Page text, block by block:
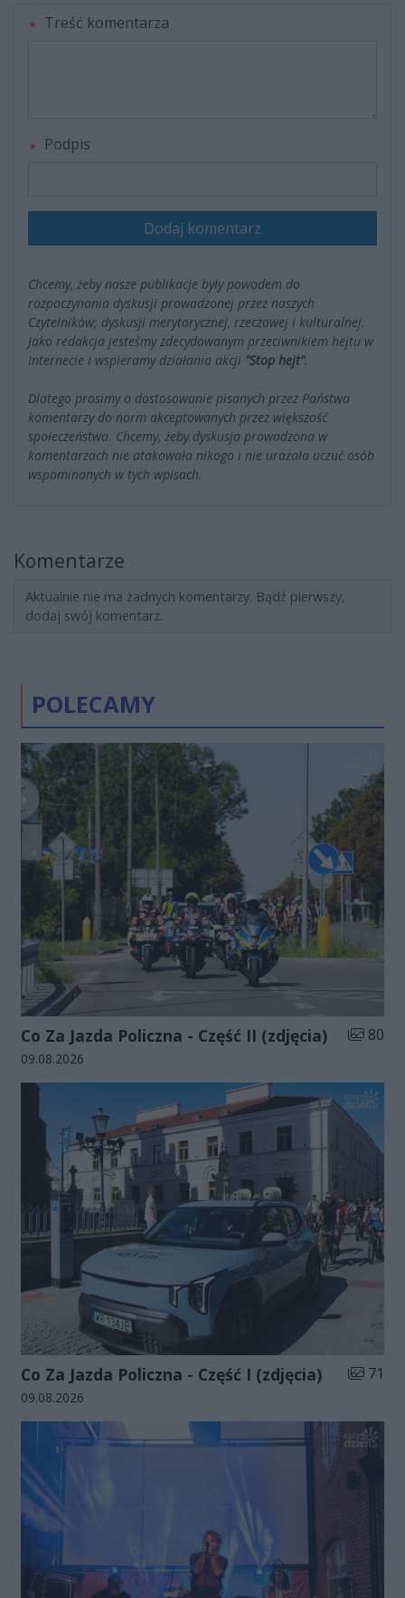
Treść komentarza
Podpis
Dodaj komentarz
Chcemy, żeby nasze publikacje były powodem do
rozpoczynania dyskusji prowadzonej przez naszych
Czytelników; dyskusji merytorycznej, rzeczowej i kulturalnej.
Jako redakcja jesteśmy zdecydowanym przeciwnikiem hejtu w
Internecie i wspieramy działania akcji "Stop hejt".
Dlatego prosimy o dostosowanie pisanych przez Państwa
komentarzy do norm akceptowanych przez większość
społeczeństwa. Chcemy, żeby dyskusja prowadzona w
komentarzach nie atakowała nikogo i nie urażała uczuć osób
wspominanych w tych wpisach.
Komentarze
Aktualnie nie ma żadnych komentarzy. Bądź pierwszy,
dodaj swój komentarz.
POLECAMY
Co Za Jazda Policzna - Część II (zdjęcia) Liczba
80
Data dodania galerii:
09.08.2026
Co Za Jazda Policzna - Część I (zdjęcia) Liczba
71
Data dodania galerii:
09.08.2026